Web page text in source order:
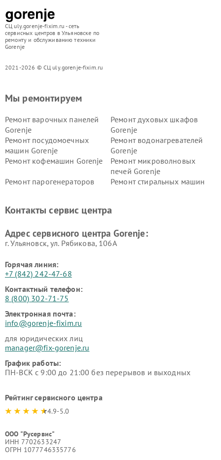
СЦ uly.gorenje-fixim.ru - сеть
сервисных центров в Ульяновске по
ремонту и обслуживанию техники
Gorenje
2021-2026 © СЦ uly.gorenje-fixim.ru
Мы ремонтируем
Ремонт варочных панелей
Gorenje
Ремонт духовых шкафов
Gorenje
Ремонт посудомоечных
машин Gorenje
Ремонт водонагревателей
Gorenje
Ремонт кофемашин Gorenje
Ремонт микроволновых
печей Gorenje
Ремонт парогенераторов
Ремонт стиральных машин
Контакты сервис центра
Адрес сервисного центра Gorenje:
г. Ульяновск, ул. Рябикова, 106А
Горячая линия:
+7 (842) 242-47-68
Контактный телефон:
8 (800) 302-71-75
Электронная почта:
info@gorenje-fixim.ru
для юридических лиц
manager@fix-gorenje.ru
График работы:
ПН-ВСК с 9:00 до 21:00 без перерывов и выходных
Рейтинг сервисного центра
4.9-5.0
ООО "Русервис"
ИНН 7702633247
ОГРН 1077746335776